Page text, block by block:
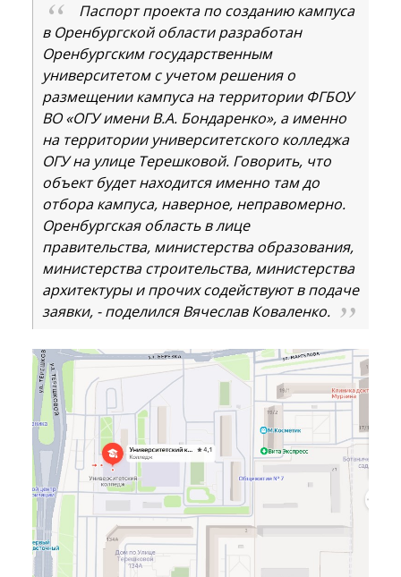
Паспорт проекта по созданию кампуса
в Оренбургской области разработан
Оренбургским государственным
университетом с учетом решения о
размещении кампуса на территории ФГБОУ
ВО «ОГУ имени В.А. Бондаренко», а именно
на территории университетского колледжа
ОГУ на улице Терешковой. Говорить, что
объект будет находится именно там до
отбора кампуса, наверное, неправомерно.
Оренбургская область в лице
правительства, министерства образования,
министерства строительства, министерства
архитектуры и прочих содействуют в подаче
заявки, - поделился Вячеслав Коваленко.